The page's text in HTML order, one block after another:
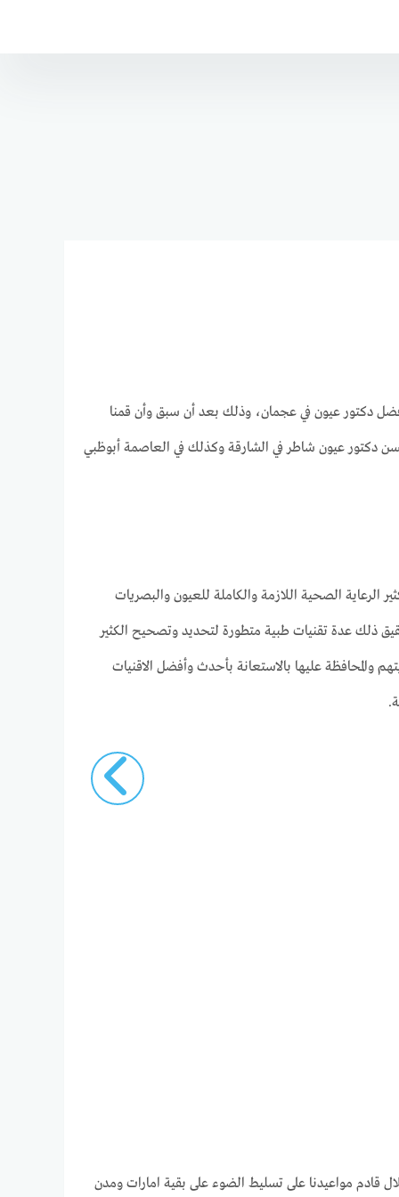
دكتور عيون في عجمان، وذلك بعد أن سبق وأن قمنا
دكتور عيون شاطر في الشارقة وكذلك في العاصمة أبوظبي
الصحية اللازمة والكاملة للعيون والبصريات
ذلك عدة تقنيات طبية متطورة لتحديد وتصحيح الكثير
والمحافظة عليها بالاستعانة بأحدث وأفضل الاقنيات
قادم مواعيدنا على تسليط الضوء على بقية امارات ومدن